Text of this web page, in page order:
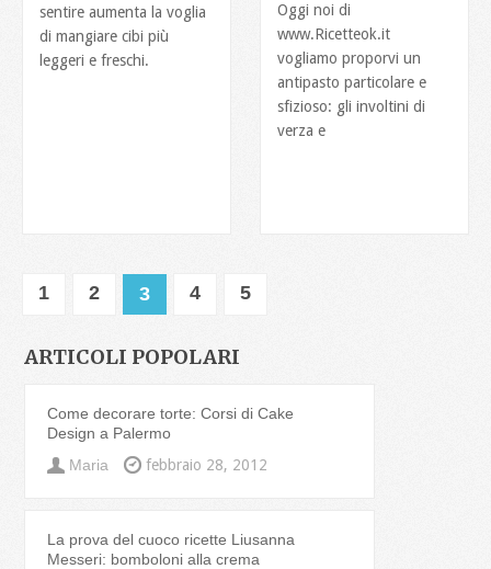
sentire aumenta la voglia
di mangiare cibi più
leggeri e freschi.
Oggi noi di
www.Ricetteok.it
vogliamo proporvi un
antipasto particolare e
sfizioso: gli involtini di
verza e
1 2 3 4 5
ARTICOLI POPOLARI
Come decorare torte: Corsi di Cake
Design a Palermo
Maria
febbraio 28, 2012
La prova del cuoco ricette Liusanna
Messeri: bomboloni alla crema